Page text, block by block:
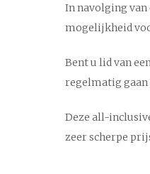
In navolging
mogelijkheid
Bent u lid van
regelmatig gaan
Deze all-
zeer scherpe